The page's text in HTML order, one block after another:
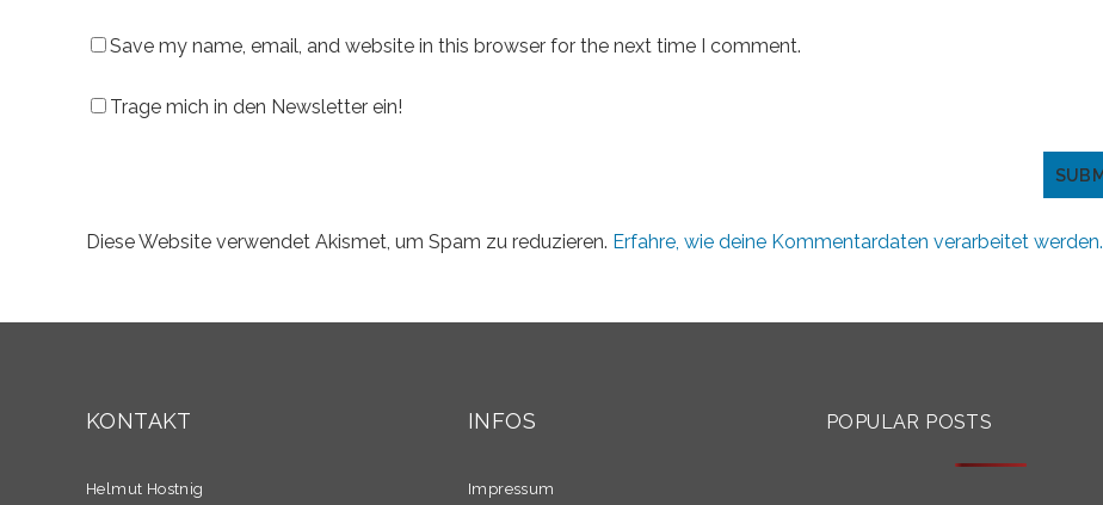
Save my name, email, and website in this browser for the next time I comment.
Trage mich in den Newsletter ein!
Diese Website verwendet Akismet, um Spam zu reduzieren. Erfahre, wie deine Kommentardaten verarbeitet werden.
KONTAKT
Helmut Hostnig
INFOS
Impressum
POPULAR POSTS